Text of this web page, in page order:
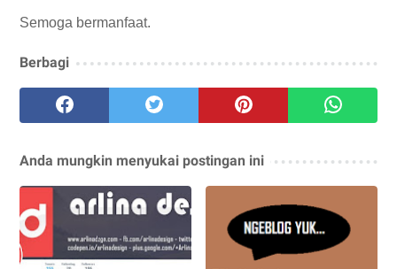
Semoga bermanfaat.
Berbagi
Anda mungkin menyukai postingan ini